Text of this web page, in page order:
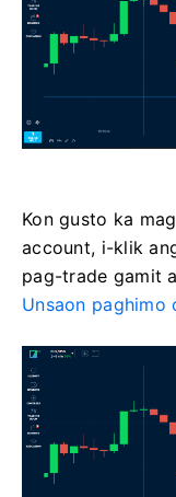
Kon gusto ka
account, i-klik
pag-trade gamit
Unsaon paghimo